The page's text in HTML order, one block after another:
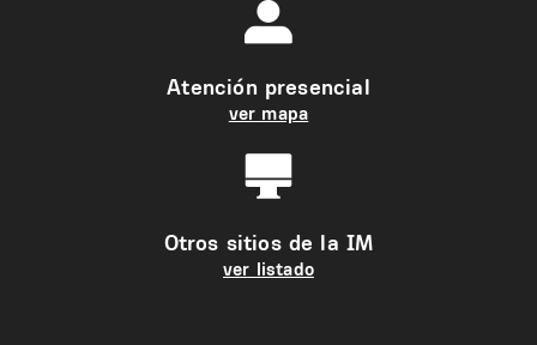
Atención presencial
ver mapa
Otros sitios de la IM
ver listado